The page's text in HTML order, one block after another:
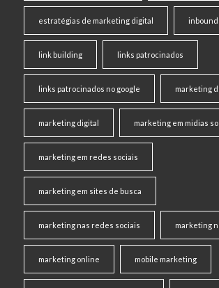
estratégias de marketing digital
link building links patrocinados
links patrocinados no google marketing
marketing digital marketing em midias
marketing em redes sociais
marketing em sites de busca
marketing nas redes sociais marketing
marketing online mobile marketing